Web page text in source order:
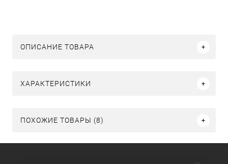
ОПИСАНИЕ ТОВАРА
ХАРАКТЕРИСТИКИ
ПОХОЖИЕ ТОВАРЫ (8)